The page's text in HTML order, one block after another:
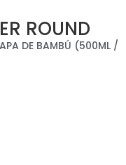
ROUND
DE BAMBÚ (500ML /